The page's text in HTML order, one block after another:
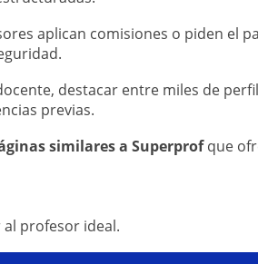
aplican comisiones o piden el
destacar entre miles de
previas.
similares a Superprofque
profesor ideal.